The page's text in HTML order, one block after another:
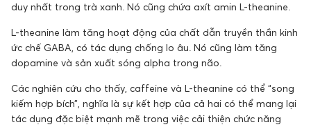
duy nhất trong trà xanh. Nó cũng chứa axít amin L-theanine.
L-theanine làm tăng hoạt động của chất dẫn truyền thần kinh
ức chế GABA, có tác dụng chống lo âu. Nó cũng làm tăng
dopamine và sản xuất sóng alpha trong não.
Các nghiên cứu cho thấy, caffeine và L-theanine có thể “song
kiếm hợp bích”, nghĩa là sự kết hợp của cả hai có thể mang lại
tác dụng đặc biệt mạnh mẽ trong việc cải thiện chức năng